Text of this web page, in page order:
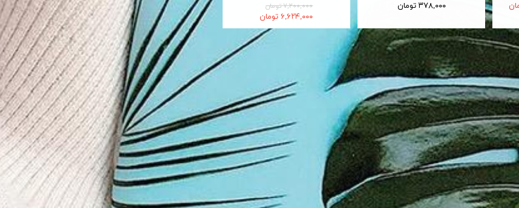
۷,۲۰۰,۰۰۰ تومان
۶,۶۲۴,۰۰۰ تومان
۳۷۸,۰۰۰ تومان